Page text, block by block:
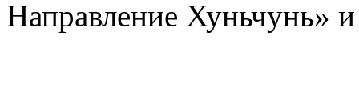
Направление Хуньчунь»